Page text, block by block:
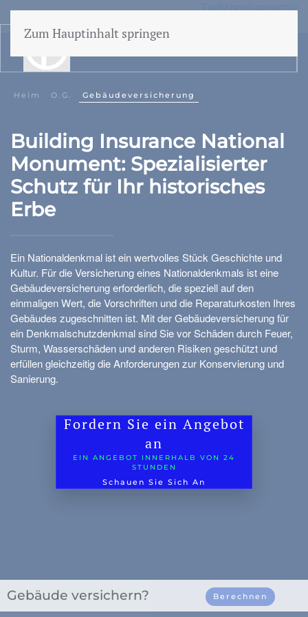
Zum Hauptinhalt springen
Und Familie
Haftung
Autoversicherung
Oldtimer-Versicherung
Roller
Camper
Wohnwagen
LKW
Fahrradversicherung
Mobilitätsroller/Segway
Tiefstpreisgarantie
Heim O.G. Gebäudeversicherung
Building Insurance National
Monument: Spezialisierter
Schutz für Ihr historisches
Erbe
Ein Nationaldenkmal ist ein wertvolles Stück Geschichte und
Kultur. Für die Versicherung eines Nationaldenkmals ist eine
Gebäudeversicherung erforderlich, die speziell auf den
einmaligen Wert, die Vorschriften und die Reparaturkosten Ihres
Gebäudes zugeschnitten ist. Mit der Gebäudeversicherung für
ein Denkmalschutzdenkmal sind Sie vor Schäden durch Feuer,
Sturm, Wasserschäden und anderen Risiken geschützt und
erfüllen gleichzeitig die Anforderungen zur Konservierung und
Sanierung.
Fordern Sie ein Angebot
an
EIN ANGEBOT INNERHALB VON 24
STUNDEN
Schauen Sie Sich An
Gebäude versichern? Berechnen